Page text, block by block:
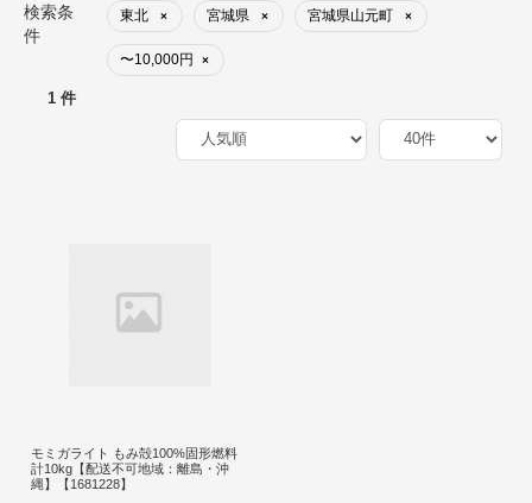
検索条
件
東北 × 宮城県 × 宮城県山元町 ×
〜10,000円 ×
1 件
モミガライト もみ殻100%固形燃料
計10kg【配送不可地域：離島・沖
縄】【1681228】